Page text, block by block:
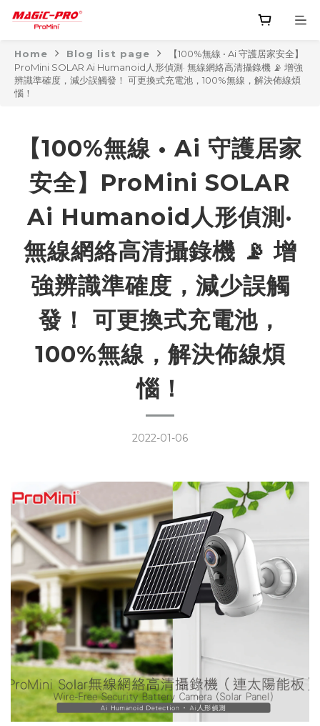
Home Blog list page
【100%無線 • Ai 守護居家安全】
ProMini SOLAR Ai Humanoid人形偵測· 無線​​網絡高清攝錄機 📡 增強
辨識準確度，減少誤觸發！ 可更換式充電池，100%無線，解決佈線煩
惱！
【100%無線 • Ai 守護居家
安全】ProMini SOLAR
Ai Humanoid人形偵測·
無線​​網絡高清攝錄機 📡 增
強辨識準確度，減少誤觸
發！ 可更換式充電池，
100%無線，解決佈線煩
惱！
2022-01-06